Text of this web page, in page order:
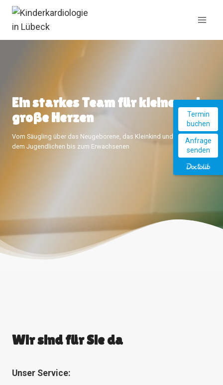
Termin
buchen
Anfrage
senden
Zum
Ein starkes Team für kleine und
große Herzen
Vom Säugling über das Neugeborene, das Kleinkind und Schulkind,
dem Jugendlichen bis zum Erwachsenen
Wir sind für Sie da
Unser Service: